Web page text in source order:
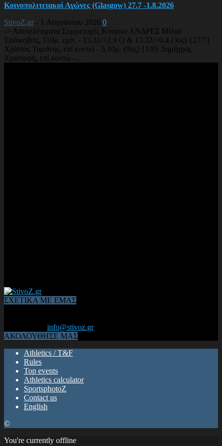
Κοινοπολιτειακοί Αγώνες (Glasgow) 27.7 -1.8.2026
StivoZ.gr - 1 Αυγούστου 2026 0
-> Αποτελέσματα Συμμετοχές Κύπρου ΑΝΔΡΕΣ Μίλαν
Τράικοβιτς, 110μ. εμπ. - 13.31/+2,9 Q & 13.32/+0,4 (3ος) {27/7}
Χρίστος Ταμάνης, επί κοντώ - 5,10μ. (9ος) {1/8} Δημήτρης
Χριστοφή, επί κοντώ -...
ΣΧΕΤΙΚΑ ΜΕ ΕΜΑΣ
info@stivoz.gr
ΑΚΟΛΟΥΘΗΣΕ ΜΑΣ
Athletics / T&F
Rules
Top events
Athletics calculator
SportsphotoZ
Contact us
English
©
You're currently offline